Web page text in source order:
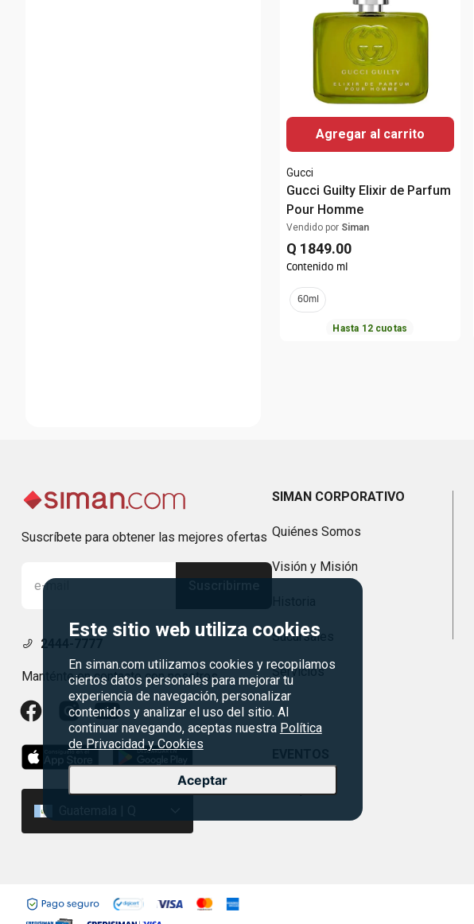
Este sitio web utiliza cookies
En siman.com utilizamos cookies y recopilamos
ciertos datos personales para mejorar tu
experiencia de navegación, personalizar
contenidos y analizar el uso del sitio. Al
continuar navegando, aceptas nuestra Política
de Privacidad y Cookies
Aceptar
Agregar al carrito
Gucci
Gucci Guilty Elixir de Parfum
Pour Homme
Vendido por Siman
Q 1849.00
Contenido ml
60ml
Hasta 12 cuotas
Suscríbete para obtener las mejores ofertas
2444-7777
Manténte en contacto con nosotros
SIMAN CORPORATIVO
Quiénes Somos
Visión y Misión
Sucursales
Servicios